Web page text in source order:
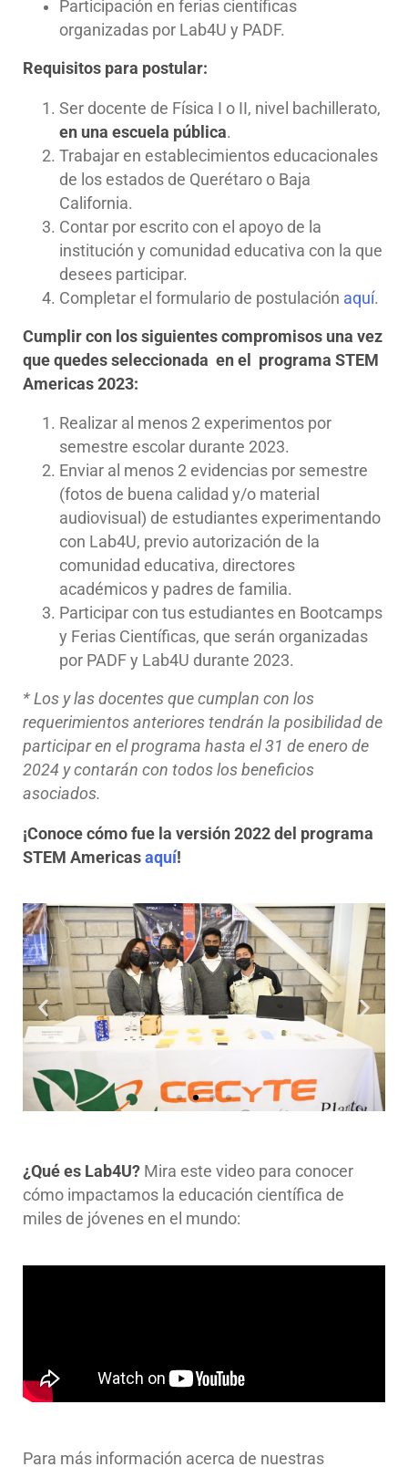
Participación en ferias científicas
organizadas por Lab4U y PADF.
Requisitos para postular:
Ser docente de Física I o II, nivel bachillerato,
en una escuela pública.
Trabajar en establecimientos educacionales
de los estados de Querétaro o Baja
California.
Contar por escrito con el apoyo de la
institución y comunidad educativa con la que
desees participar.
Completar el formulario de postulación aquí.
Cumplir con los siguientes compromisos una vez
que quedes seleccionada en el programa STEM
Americas 2023:
Realizar al menos 2 experimentos por
semestre escolar durante 2023.
Enviar al menos 2 evidencias por semestre
(fotos de buena calidad y/o material
audiovisual) de estudiantes experimentando
con Lab4U, previo autorización de la
comunidad educativa, directores
académicos y padres de familia.
Participar con tus estudiantes en Bootcamps
y Ferias Científicas, que serán organizadas
por PADF y Lab4U durante 2023.
* Los y las docentes que cumplan con los
requerimientos anteriores tendrán la posibilidad de
participar en el programa hasta el 31 de enero de
2024 y contarán con todos los beneficios
asociados.
¡Conoce cómo fue la versión 2022 del programa
STEM Americas aquí!
¿Qué es Lab4U? Mira este video para conocer
cómo impactamos la educación científica de
miles de jóvenes en el mundo:
Para más información acerca de nuestras